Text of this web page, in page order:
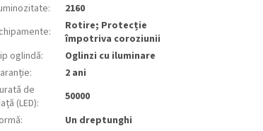
:
2160
:
Rotire; Protecție
împotriva coroziunii
oglindă:
Oglinzi cu iluminare
:
2 ani
de
(LED):
50000
:
Un dreptunghi